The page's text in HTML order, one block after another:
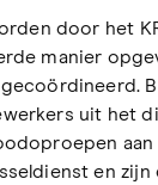
door het
manier
uit het
en zijn